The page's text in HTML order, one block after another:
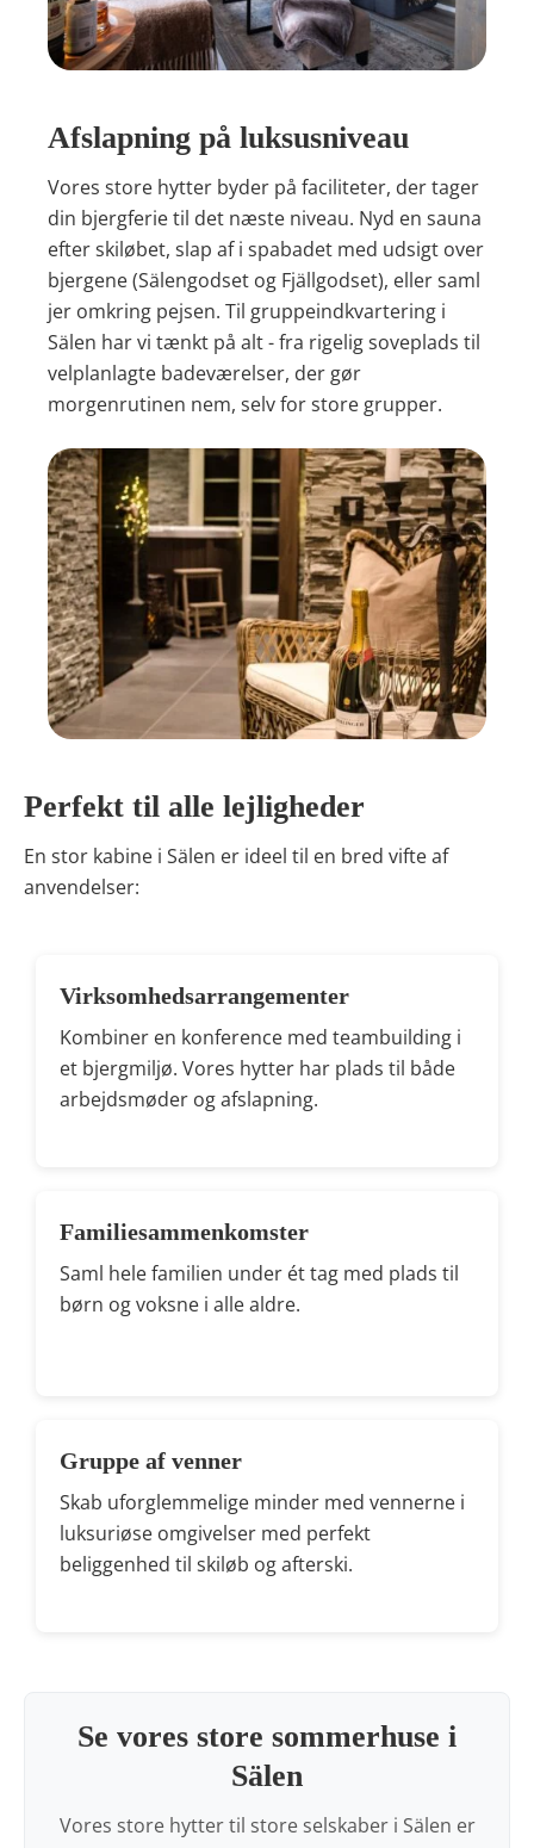
Afslapning på luksusniveau
Vores store hytter byder på faciliteter, der tager
din bjergferie til det næste niveau. Nyd en sauna
efter skiløbet, slap af i spabadet med udsigt over
bjergene (Sälengodset og Fjällgodset), eller saml
jer omkring pejsen. Til gruppeindkvartering i
Sälen har vi tænkt på alt - fra rigelig soveplads til
velplanlagte badeværelser, der gør
morgenrutinen nem, selv for store grupper.
Perfekt til alle lejligheder
En stor kabine i Sälen er ideel til en bred vifte af
anvendelser:
Virksomhedsarrangementer
Kombiner en konference med teambuilding i
et bjergmiljø. Vores hytter har plads til både
arbejdsmøder og afslapning.
Familiesammenkomster
Saml hele familien under ét tag med plads til
børn og voksne i alle aldre.
Gruppe af venner
Skab uforglemmelige minder med vennerne i
luksuriøse omgivelser med perfekt
beliggenhed til skiløb og afterski.
Se vores store sommerhuse i
Sälen
Vores store hytter til store selskaber i Sälen er